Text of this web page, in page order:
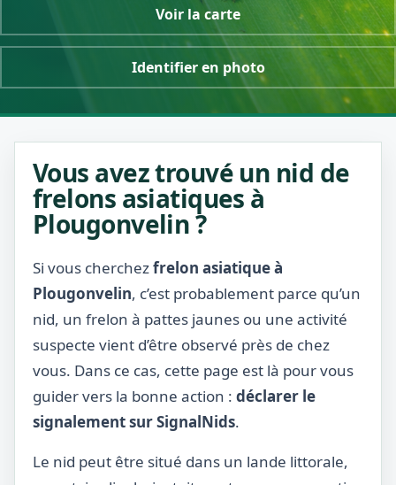
Voir la carte
Identifier en photo
Vous avez trouvé un nid de
frelons asiatiques à
Plougonvelin ?
Si vous cherchezfrelon asiatique à
Plougonvelin, c’est probablement parce qu’un
nid, un frelon à pattes jaunes ou une activité
suspecte vient d’être observé près de chez
vous. Dans ce cas, cette page est là pour vous
guider vers la bonne action : déclarer le
signalement sur SignalNids.
Le nid peut être situé dans un lande littorale,